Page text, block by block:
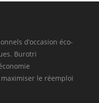
d’occasion éco-
Burotri
le réemploi